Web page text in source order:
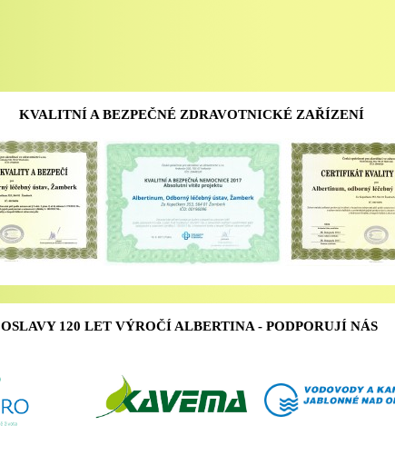
KVALITNÍ A BEZPEČNÉ ZDRAVOTNICKÉ ZAŘÍZENÍ
OSLAVY 120 LET VÝROČÍ ALBERTINA - PODPORUJÍ NÁS